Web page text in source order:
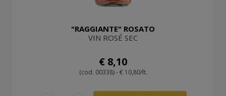
"RAGGIANTE" ROSATO
VIN ROSÉ SEC
€ 8,10
(cod. 00338) - € 10,80/lt.